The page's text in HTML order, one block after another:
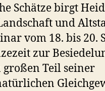
Schätze birgt
und
vom 18. bis 20.
zur
großen Teil seiner